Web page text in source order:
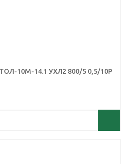
10М-14.1 УХЛ2 800/5 0,5/10Р